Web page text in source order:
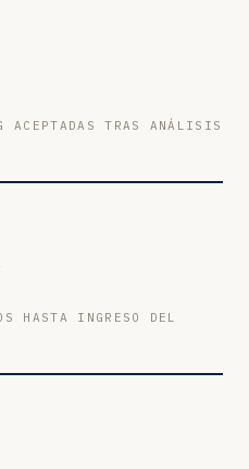
ACEPTADAS TRAS ANÁLISIS
HASTA INGRESO DEL